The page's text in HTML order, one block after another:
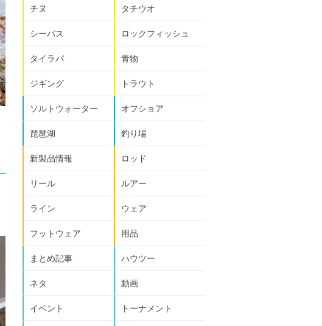
チヌ タチウオ
シーバス ロックフィッシュ
タイラバ 青物
ジギング トラウト
ソルトウォーター オフショア
琵琶湖 釣り場
新製品情報 ロッド
リール ルアー
ライン ウェア
フットウェア 用品
まとめ記事 ハウツー
ネタ 動画
イベント トーナメント